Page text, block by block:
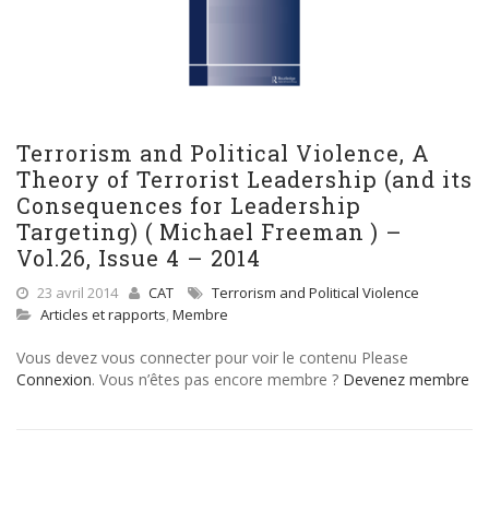
Terrorism and Political Violence, A
Theory of Terrorist Leadership (and its
Consequences for Leadership
Targeting) ( Michael Freeman ) –
Vol.26, Issue 4 – 2014
23 avril 2014 CAT
Terrorism and Political Violence
Articles et rapports, Membre
Vous devez vous connecter pour voir le contenu Please
Connexion. Vous n’êtes pas encore membre ? Devenez membre